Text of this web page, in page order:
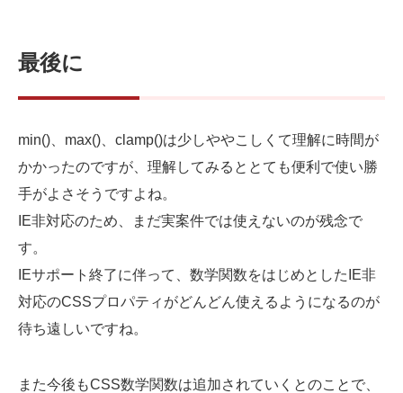
最後に
min()、max()、clamp()は少しややこしくて理解に時間が
かかったのですが、理解してみるととても便利で使い勝
手がよさそうですよね。
IE非対応のため、まだ実案件では使えないのが残念で
す。
IEサポート終了に伴って、数学関数をはじめとしたIE非
対応のCSSプロパティがどんどん使えるようになるのが
待ち遠しいですね。
また今後もCSS数学関数は追加されていくとのことで、